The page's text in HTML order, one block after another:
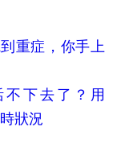
重症，你手上
下去了？用
狀況